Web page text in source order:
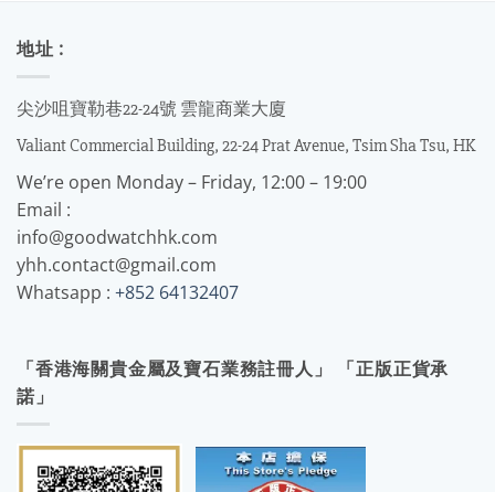
地址 :
尖沙咀寶勒巷22-24號 雲龍商業大廈
Valiant Commercial Building, 22-24 Prat Avenue, Tsim Sha Tsu, HK
We’re open Monday – Friday, 12:00 – 19:00
Email :
info@goodwatchhk.com
yhh.contact@gmail.com
Whatsapp : +852 64132407
「香港海關貴金屬及寶石業務註冊人」 「正版正貨承
諾」